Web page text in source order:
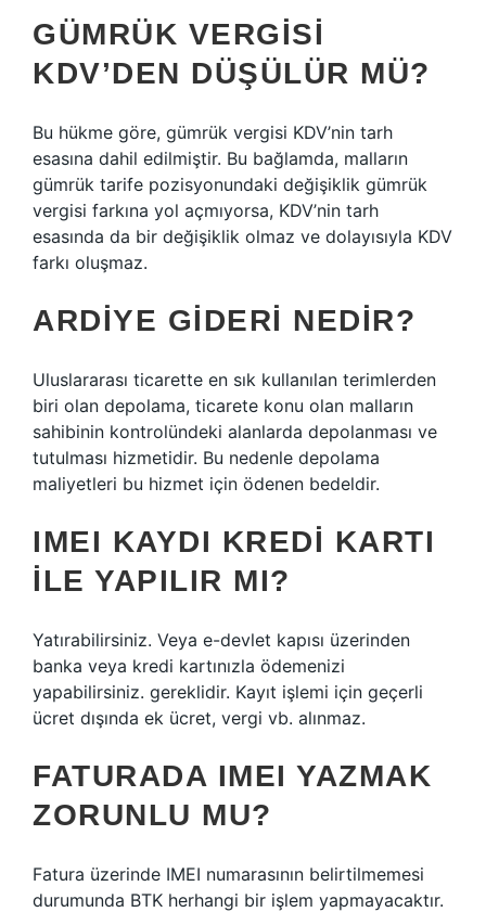
GÜMRÜK VERGISI
KDV’DEN DÜŞÜLÜR MÜ?
Bu hükme göre, gümrük vergisi KDV’nin tarh
esasına dahil edilmiştir. Bu bağlamda, malların
gümrük tarife pozisyonundaki değişiklik gümrük
vergisi farkına yol açmıyorsa, KDV’nin tarh
esasında da bir değişiklik olmaz ve dolayısıyla KDV
farkı oluşmaz.
ARDIYE GIDERI NEDIR?
Uluslararası ticarette en sık kullanılan terimlerden
biri olan depolama, ticarete konu olan malların
sahibinin kontrolündeki alanlarda depolanması ve
tutulması hizmetidir. Bu nedenle depolama
maliyetleri bu hizmet için ödenen bedeldir.
IMEI KAYDI KREDI KARTI
ILE YAPILIR MI?
Yatırabilirsiniz. Veya e-devlet kapısı üzerinden
banka veya kredi kartınızla ödemenizi
yapabilirsiniz. gereklidir. Kayıt işlemi için geçerli
ücret dışında ek ücret, vergi vb. alınmaz.
FATURADA IMEI YAZMAK
ZORUNLU MU?
Fatura üzerinde IMEI numarasının belirtilmemesi
durumunda BTK herhangi bir işlem yapmayacaktır.